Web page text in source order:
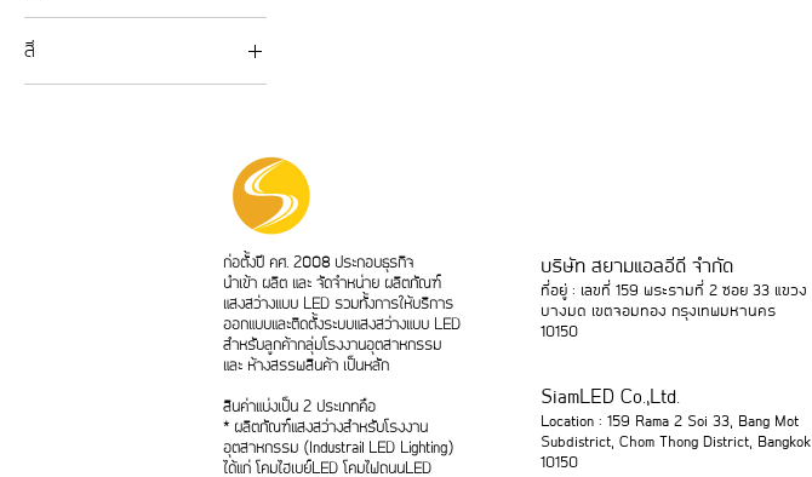
สี
ก่อตั้งปี คศ. 2008 ประกอบธุรกิจ
นำเข้า ผลิต และ จัดจำหน่าย ผลิตภัณฑ์
แสงสว่างแบบ LED รวมทั้งการให้บริการ
ออกแบบและติดตั้งระบบแสงสว่างแบบ LED
สำหรับลูกค้ากลุ่มโรงงานอุตสาหกรรม
และ ห้างสรรพสินค้า เป็นหลัก
สินค่าแบ่งเป็น 2 ประเภทคือ
* ผลิตภัณฑ์แสงสว่างสำหรับโรงงาน
อุตสาหกรรม (Industrail LED Lighting)
ได้แก่ โคมไฮเบย์LED โคมไฟถนนLED
บริษัท สยามแอลอีดี จำกัด
ที่อยู่ : เลขที่ 159 พระรามที่ 2 ซอย 33 แขวง
บางมด เขตจอมทอง กรุงเทพมหานคร
10150
SiamLED Co.,Ltd.
Location : 159 Rama 2 Soi 33, Bang Mot
Subdistrict, Chom Thong District, Bangkok
10150